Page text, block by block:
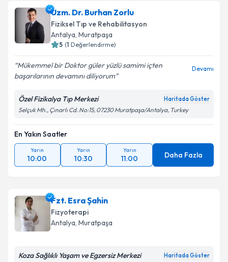
Uzm. Dr. Burhan Zorlu
Fiziksel Tıp ve Rehabilitasyon
Antalya, Muratpaşa
5 (1 Değerlendirme)
Mükemmel bir Doktor güler yüzlü samimi içten
başarılarının devamını diliyorum
Devamı
Özel Fizikalya Tıp Merkezi Haritada Göster
Selçuk Mh., Çınarlı Cd. No:15, 07230 Muratpaşa/Antalya, Turkey
En Yakın Saatler
Yarın
10:00
Yarın
10:30
Yarın
11:00 Daha Fazla
Fzt. Esra Şahin
Fizyoterapi
Antalya, Muratpaşa
Koza Sağlıklı Yaşam ve Egzersiz Merkezi Haritada Göster